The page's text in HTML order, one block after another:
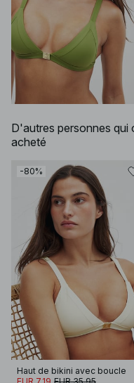
D'autres personnes qui
acheté
-80%
Haut de bikini avec boucle